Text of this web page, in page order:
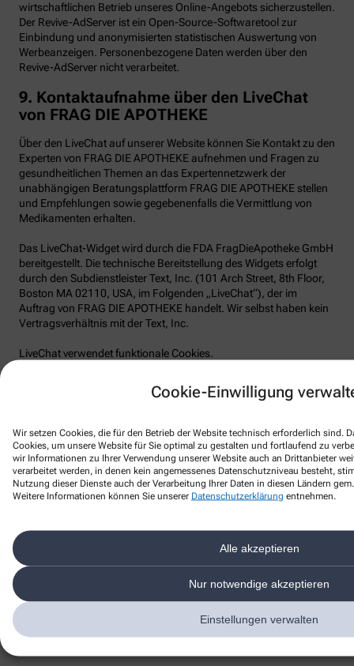
Cookie-Einwilligung
Wir setzen Cookies, die für den Betrieb der Website technisch erforderlich sind.
Cookies, um unsere Website für Sie optimal zu gestalten und fortlaufend zu
wir Informationen zu Ihrer Verwendung unserer Website auch an Drittanbieter
verarbeitet werden, in denen kein angemessenes Datenschutzniveau besteht,
Nutzung dieser Dienste auch der Verarbeitung Ihrer Daten in diesen Ländern
Weitere Informationen können Sie unserer Datenschutzerklärung entnehmen.
Alle akzeptieren
Nur notwendige akzeptieren
Einstellungen verwalten
wirtschaftlichen Betrieb unseres Online-Angebots sicherzustellen.
Der Revive-AdServer ist ein Open-Source-Softwaretool zur
Einbindung und anonymisierten statistischen Auswertung von
Werbeanzeigen. Personenbezogene Daten werden über den
Revive-AdServer nicht verarbeitet.
9. Kontaktaufnahme über den LiveChat
von FRAG DIE APOTHEKE
Über den LiveChat auf unserer Website können Sie Kontakt zu den
Experten von FRAG DIE APOTHEKE aufnehmen und Fragen zu
gesundheitlichen Themen an das Expertennetzwerk der
unabhängigen Beratungsplattform FRAG DIE APOTHEKE stellen
und Empfehlungen sowie gegebenenfalls die Vermittlung von
Medikamenten erhalten.
Das LiveChat-Widget wird durch die FDA FragDieApotheke GmbH
bereitgestellt. Die technische Bereitstellung des Widgets erfolgt
durch den Subdienstleister Text, Inc. (101 Arch Street, 8th Floor,
Boston MA 02110, USA, im Folgenden „LiveChat“), der im
Auftrag von FRAG DIE APOTHEKE handelt. Wir selbst haben kein
Vertragsverhältnis mit der Text, Inc.
LiveChat verwendet funktionale Cookies.
lc_cid Customer ID LiveChat 2 Jahre
lc_cst
Customer
Secure Token
LiveChat 2 Jahre
Technisches
Anmeldung
(z.B. bei Single
Einbindung in